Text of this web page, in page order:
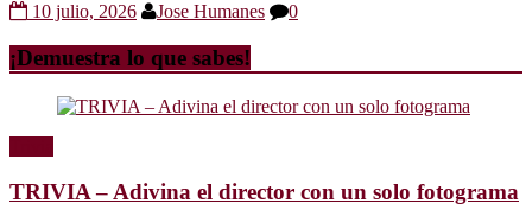
10 julio, 2026 Jose Humanes 0
¡Demuestra lo que sabes!
TRIVIA – Adivina el director con un solo fotograma